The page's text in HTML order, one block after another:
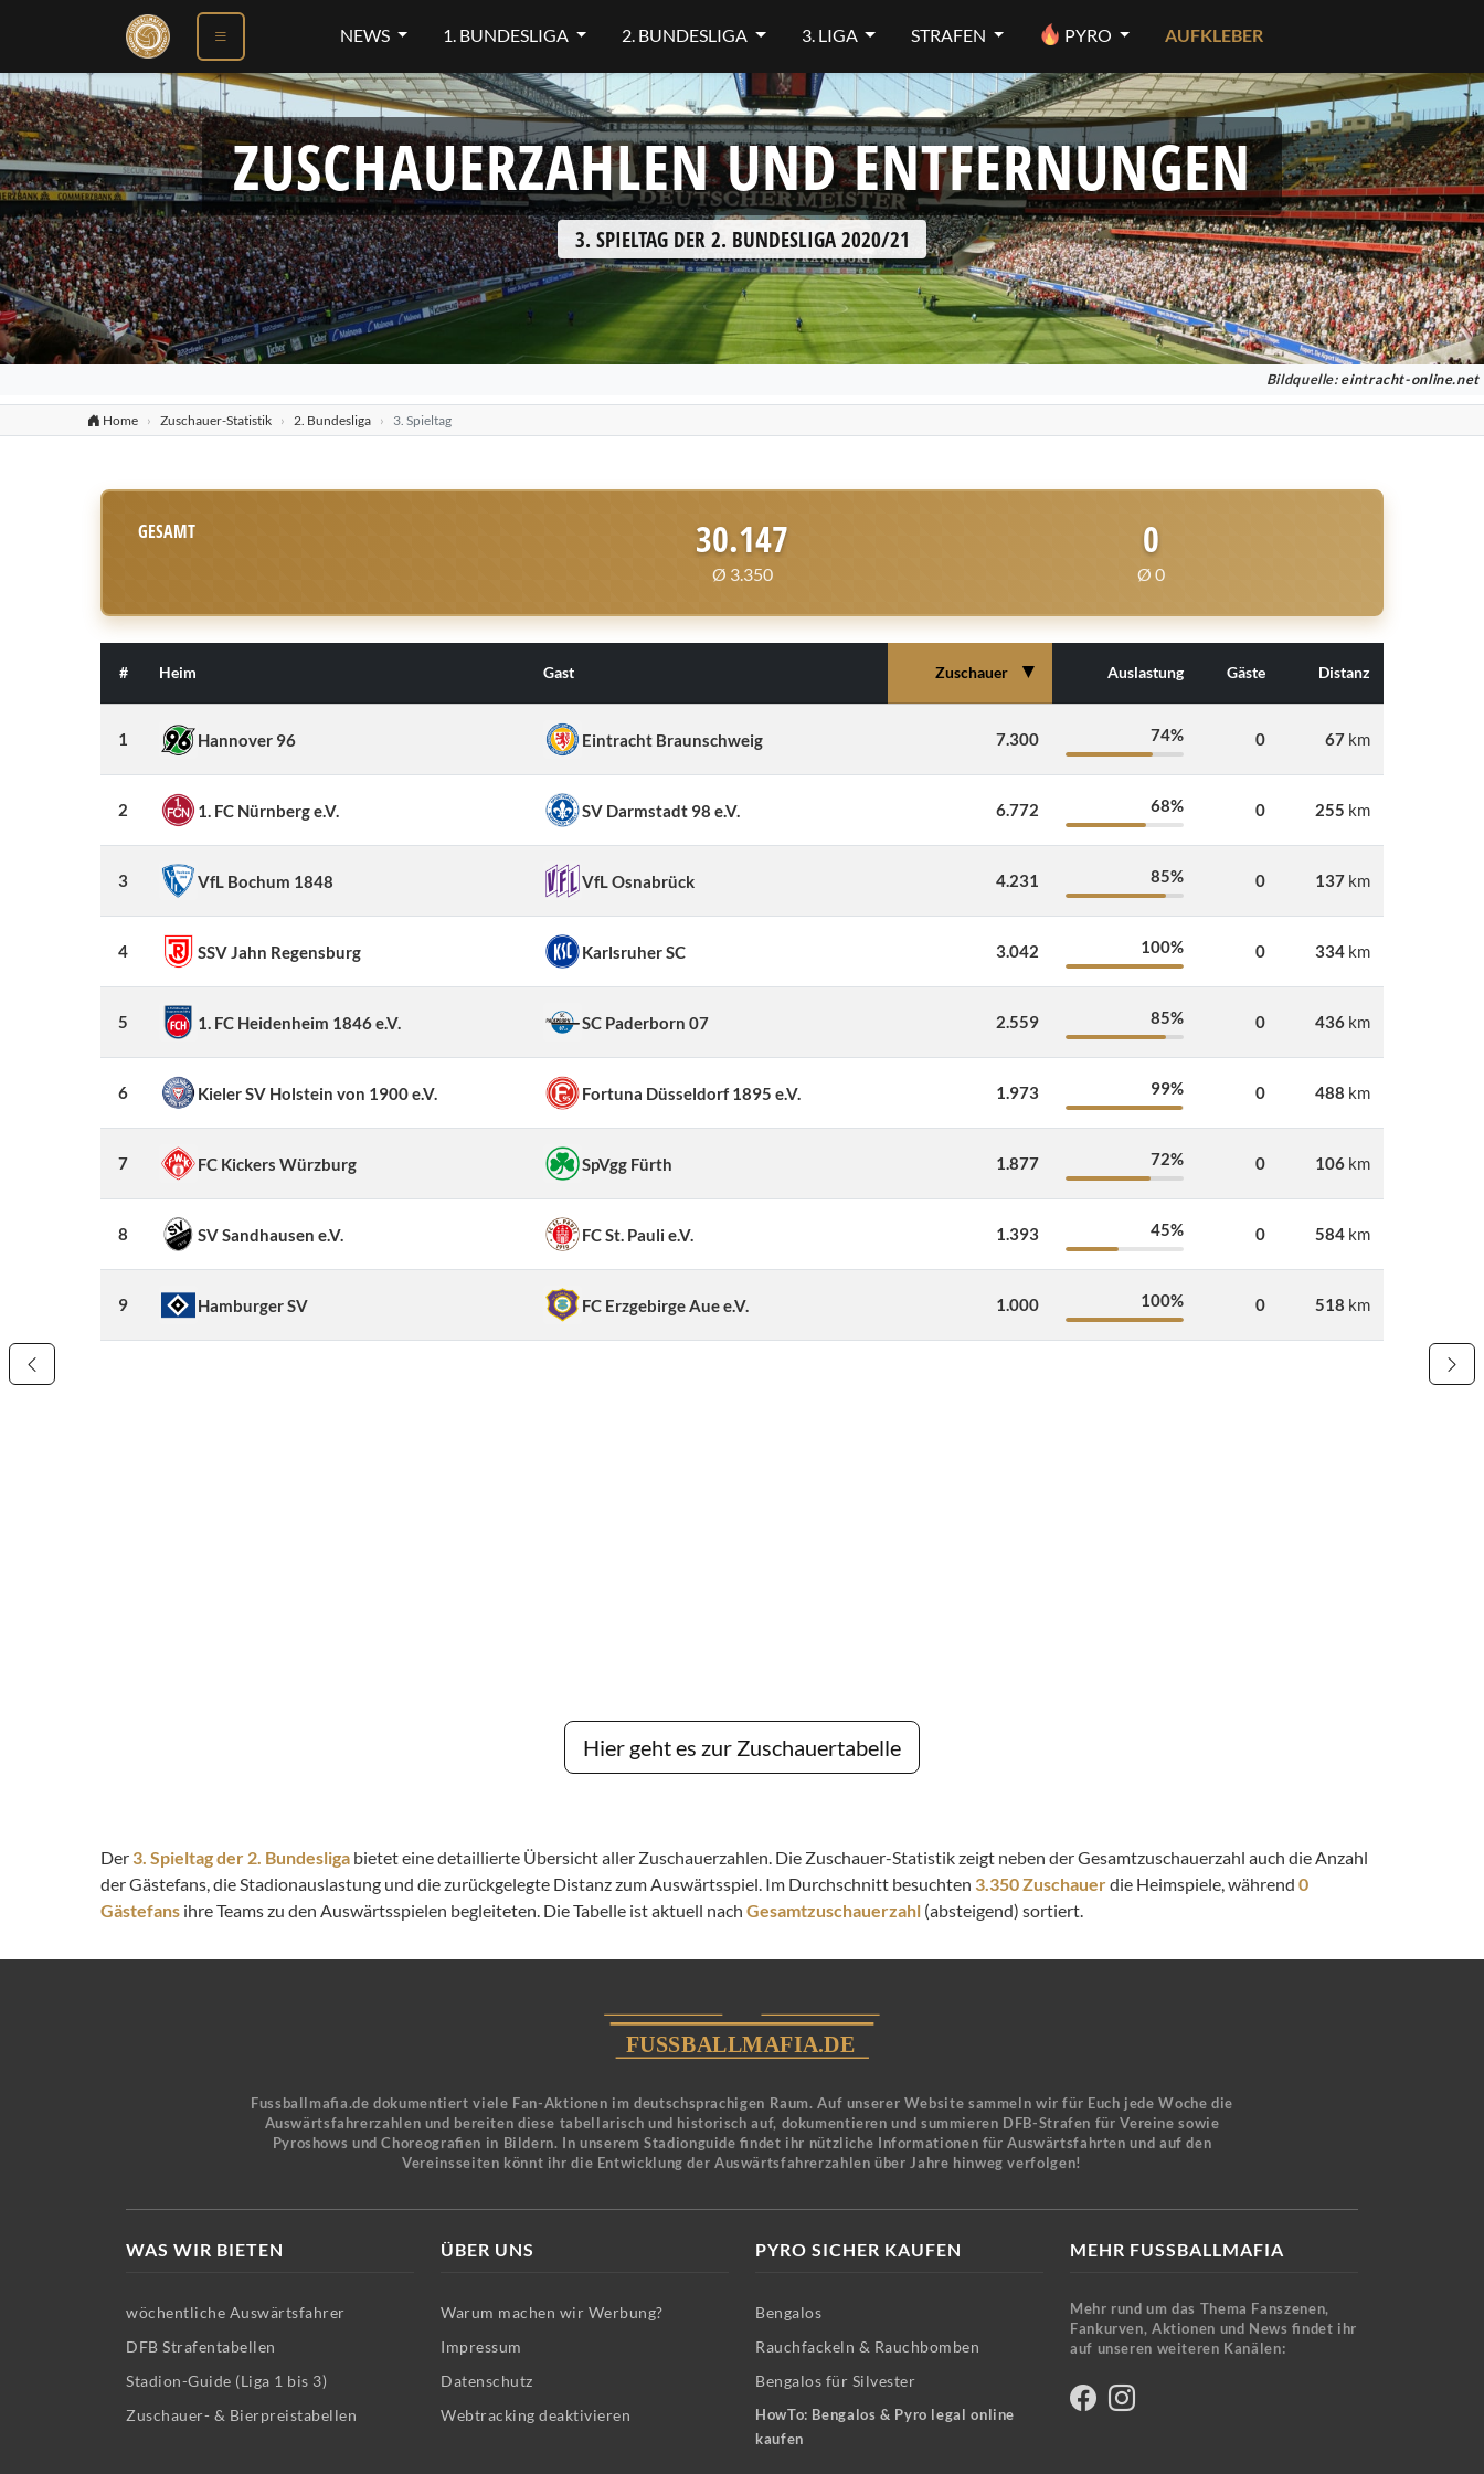
NEWS 1. BUNDESLIGA 2. BUNDESLIGA 3. LIGA STRAFEN PYRO AUFKLEBER
ZUSCHAUERZAHLEN UND ENTFERNUNGEN
3. SPIELTAG DER 2. BUNDESLIGA 2020/21
Bildquelle: eintracht-online.net
Home Zuschauer-Statistik 2. Bundesliga 3. Spieltag
GESAMT 30.147
Ø 3.350
0
Ø 0
# Heim Gast Zuschauer ▼ Auslastung Gäste Distanz
1 Hannover 96 Eintracht Braunschweig 7.300 74% 0 67 km
2 1. FC Nürnberg e.V. SV Darmstadt 98 e.V. 6.772 68% 0 255 km
3 VfL Bochum 1848 VfL Osnabrück 4.231 85% 0 137 km
4 SSV Jahn Regensburg Karlsruher SC 3.042 100% 0 334 km
5 1. FC Heidenheim 1846 e.V. SC Paderborn 07 2.559 85% 0 436 km
6 Kieler SV Holstein von 1900 e.V. Fortuna Düsseldorf 1895 e.V. 1.973 99% 0 488 km
7 FC Kickers Würzburg SpVgg Fürth 1.877 72% 0 106 km
8 SV Sandhausen e.V. FC St. Pauli e.V. 1.393 45% 0 584 km
9 Hamburger SV FC Erzgebirge Aue e.V. 1.000 100% 0 518 km
Hier geht es zur Zuschauertabelle
Der 3. Spieltag der 2. Bundesliga bietet eine detaillierte Übersicht aller Zuschauerzahlen. Die Zuschauer-Statistik zeigt neben der Gesamtzuschauerzahl auch die Anzahl
der Gästefans, die Stadionauslastung und die zurückgelegte Distanz zum Auswärtsspiel. Im Durchschnitt besuchten 3.350 Zuschauerdie Heimspiele, während 0
Gästefans ihre Teams zu den Auswärtsspielen begleiteten. Die Tabelle ist aktuell nach Gesamtzuschauerzahl (absteigend) sortiert.
Fussballmafia.de dokumentiert viele Fan-Aktionen im deutschsprachigen Raum. Auf unserer Website sammeln wir für Euch jede Woche die
Auswärtsfahrerzahlen und bereiten diese tabellarisch und historisch auf, dokumentieren und summieren DFB-Strafen für Vereine sowie
Pyroshows und Choreografien in Bildern. In unserem Stadionguide findet ihr nützliche Informationen für Auswärtsfahrten und auf den
Vereinsseiten könnt ihr die Entwicklung der Auswärtsfahrerzahlen über Jahre hinweg verfolgen!
WAS WIR BIETEN
wöchentliche Auswärtsfahrer
DFB Strafentabellen
Stadion-Guide (Liga 1 bis 3)
Zuschauer- & Bierpreistabellen
ÜBER UNS
Warum machen wir Werbung?
Impressum
Datenschutz
Webtracking deaktivieren
PYRO SICHER KAUFEN
Bengalos
Rauchfackeln & Rauchbomben
Bengalos für Silvester
HowTo: Bengalos & Pyro legal online
kaufen
MEHR FUSSBALLMAFIA
Mehr rund um das Thema Fanszenen,
Fankurven, Aktionen und News findet ihr
auf unseren weiteren Kanälen: